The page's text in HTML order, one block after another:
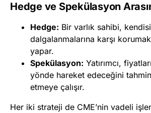
Hedge ve Spekülasyon
Hedge: Bir varlık sahibi,
dalgalanmalarına karşı
yapar.
Spekülasyon: Yatırımcı,
yönde hareket edeceğini
etmeye çalışır.
Her iki strateji de CME’nin vadeli